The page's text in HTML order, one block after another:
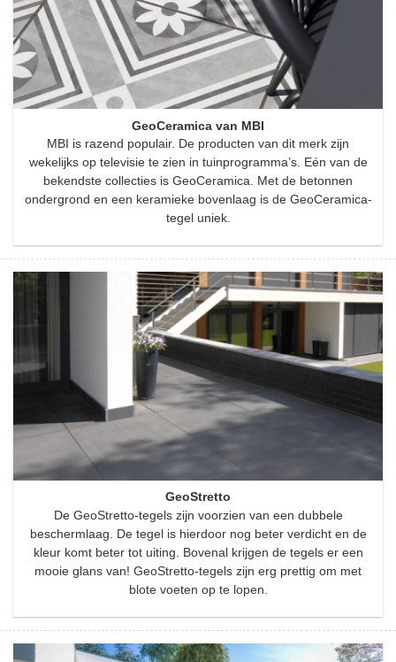
GeoCeramica van MBI
MBI is razend populair. De producten van dit merk zijn
wekelijks op televisie te zien in tuinprogramma’s. Eén van de
bekendste collecties is GeoCeramica. Met de betonnen
ondergrond en een keramieke bovenlaag is de GeoCeramica-
tegel uniek.
GeoStretto
De GeoStretto-tegels zijn voorzien van een dubbele
beschermlaag. De tegel is hierdoor nog beter verdicht en de
kleur komt beter tot uiting. Bovenal krijgen de tegels er een
mooie glans van! GeoStretto-tegels zijn erg prettig om met
blote voeten op te lopen.